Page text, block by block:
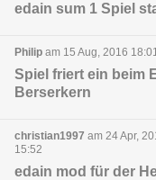
edain sum 1 Spiel
Philip am 15 Aug, 2016
Spiel friert ein beim
Berserkern
christian1997 am 24 Apr,
15:52
edain mod für der